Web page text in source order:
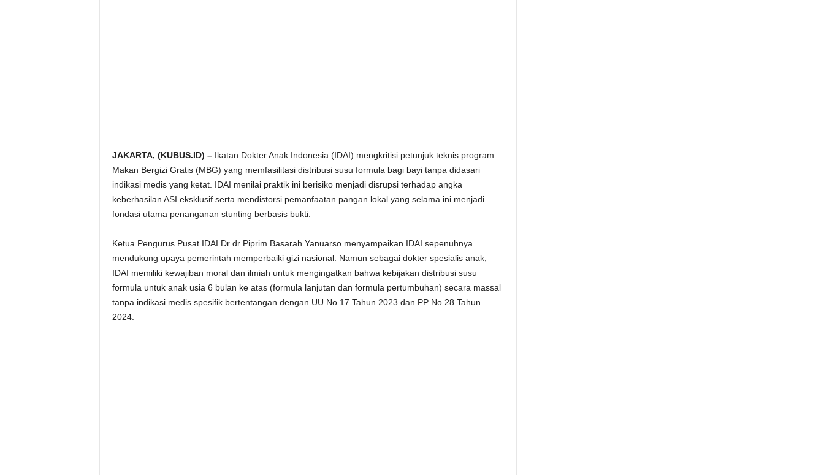
JAKARTA, (KUBUS.ID) – Ikatan Dokter Anak Indonesia (IDAI) mengkritisi petunjuk teknis program
Makan Bergizi Gratis (MBG) yang memfasilitasi distribusi susu formula bagi bayi tanpa didasari
indikasi medis yang ketat. IDAI menilai praktik ini berisiko menjadi disrupsi terhadap angka
keberhasilan ASI eksklusif serta mendistorsi pemanfaatan pangan lokal yang selama ini menjadi
fondasi utama penanganan stunting berbasis bukti.
Ketua Pengurus Pusat IDAI Dr dr Piprim Basarah Yanuarso menyampaikan IDAI sepenuhnya
mendukung upaya pemerintah memperbaiki gizi nasional. Namun sebagai dokter spesialis anak,
IDAI memiliki kewajiban moral dan ilmiah untuk mengingatkan bahwa kebijakan distribusi susu
formula untuk anak usia 6 bulan ke atas (formula lanjutan dan formula pertumbuhan) secara massal
tanpa indikasi medis spesifik bertentangan dengan UU No 17 Tahun 2023 dan PP No 28 Tahun
2024.